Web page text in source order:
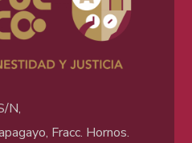
N,
Fracc. Hornos.